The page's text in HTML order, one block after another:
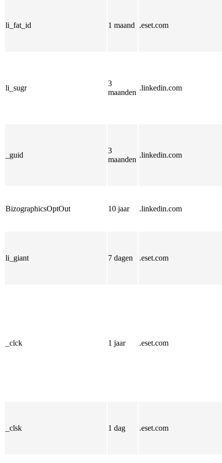
li_fat_id 1 maand .eset.com
li_sugr
3
maanden
.linkedin.com
_guid
3
maanden
.linkedin.com
BizographicsOptOut 10 jaar .linkedin.com
li_giant 7 dagen .eset.com
_clck 1 jaar .eset.com
_clsk 1 dag .eset.com